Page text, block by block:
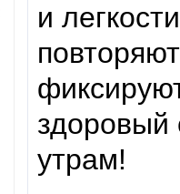
и
здоровый
утрам!